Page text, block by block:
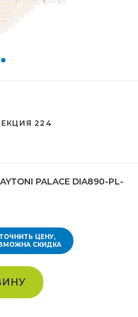
224
PALACE DIA890-PL-
ЦЕНУ,
СКИДКА